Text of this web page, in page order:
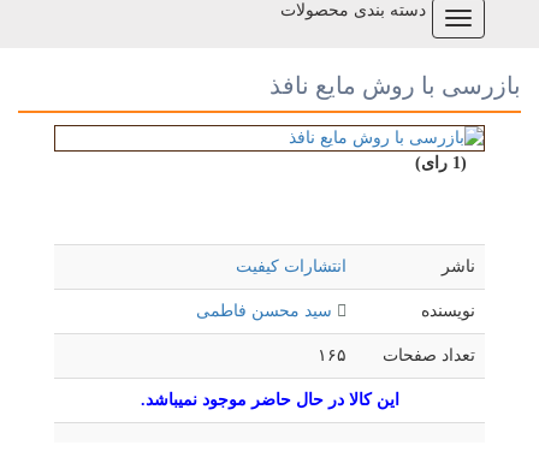
Toggle
navigation
دسته بندی محصولات
بازرسی با روش مایع نافذ
(1 رای)
ناشر انتشارات کیفیت
نویسنده سید محسن فاطمی
تعداد صفحات ۱۶۵
این کالا در حال حاضر موجود نمیباشد.